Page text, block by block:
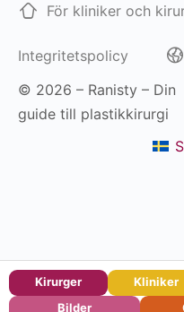
Kirurger Kliniker
Bilder
För kliniker och
Integritetspolicy
© 2026 – Ranisty – Din
guide till plastikkirurgi